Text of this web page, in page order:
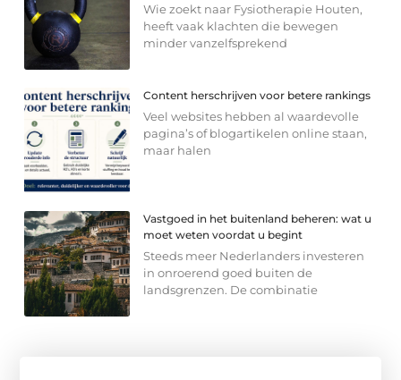
Wie zoekt naar Fysiotherapie Houten,
heeft vaak klachten die bewegen
minder vanzelfsprekend
Content herschrijven voor betere rankings
Veel websites hebben al waardevolle
pagina’s of blogartikelen online staan,
maar halen
Vastgoed in het buitenland beheren: wat u
moet weten voordat u begint
Steeds meer Nederlanders investeren
in onroerend goed buiten de
landsgrenzen. De combinatie